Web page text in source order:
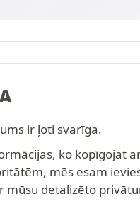
ir ļoti svarīga.
ko kopīgojat
mēs esam
mūsu detalizēto